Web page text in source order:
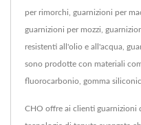
per rimorchi, guarnizioni per
guarnizioni per mozzi,
resistenti all'olio e all'acqua,
sono prodotte con materiali
fluorocarbonio, gomma
CHO offre ai clienti guarnizioni